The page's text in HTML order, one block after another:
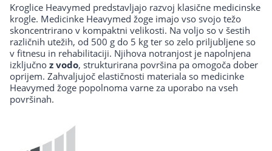
Kroglice Heavymed predstavljajo razvoj klasične medicinske
krogle. Medicinke Heavymed žoge imajo vso svojo težo
skoncentrirano v kompaktni velikosti. Na voljo so v šestih
različnih utežih, od 500 g do 5 kg ter so zelo priljubljene so
v fitnesu in rehabilitaciji. Njihova notranjost je napolnjena
izključno z vodo, strukturirana površina pa omogoča dober
oprijem. Zahvaljujoč elastičnosti materiala so medicinke
Heavymed žoge popolnoma varne za uporabo na vseh
površinah.